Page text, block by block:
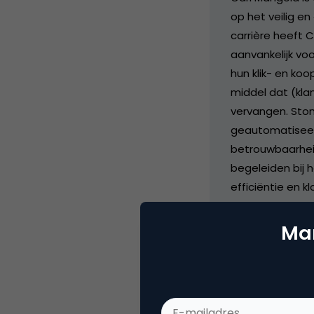
op het veilig
carrière heeft
aanvankelijk
hun klik- en
middel dat
vervangen.
begeleiden bij
efficiëntie en
praktijken,
zowel de